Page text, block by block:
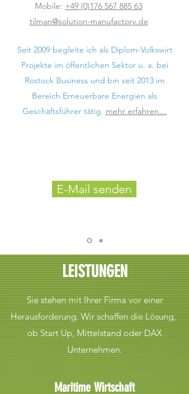
Seit 2009 begleite ich als Diplom-Volkswirt
Projekte im öffentlichen Sektor u. a. bei
Rostock Business und bin seit 2013 im
Bereich Erneuerbare Energien als
Geschäftsführer tätig. mehr erfahren…
Mobile: +49 (0)176 567 885 63
tilman@solution-manufactory.de
E-Mail senden
Maritime Wirtschaft
Sie stehen mit Ihrer Firma vor einer
Herausforderung. Wir schaffen die Lösung,
ob Start Up, Mittelstand oder DAX
Unternehmen.
LEISTUNGEN